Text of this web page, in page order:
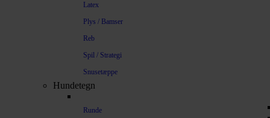
Latex
Plys / Bamser
Reb
Spil / Strategi
Snusetæppe
Hundetegn
Runde